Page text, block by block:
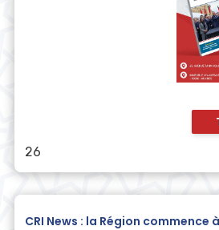
26
CRI News : la Région commence